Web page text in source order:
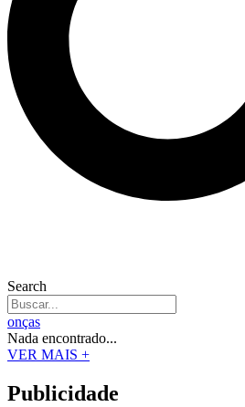
Search
onças
Nada encontrado...
VER MAIS +
Publicidade